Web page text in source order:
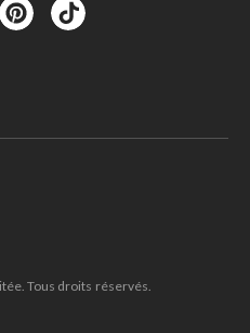
Tous droits réservés.